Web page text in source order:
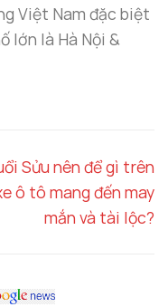
Việt Nam đặc biệt
lớn là Hà Nội &
Sửu nên để gì trên
ô tô mang đến may
mắn và tài lộc?